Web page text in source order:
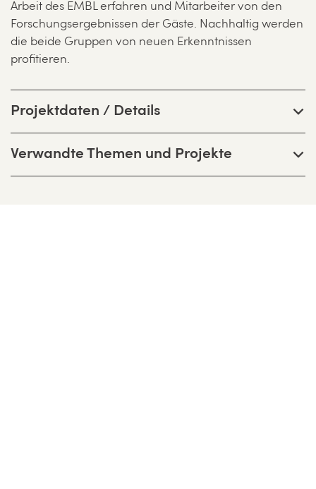
Arbeit des EMBL erfahren und Mitarbeiter von den
Forschungsergebnissen der Gäste. Nachhaltig werden
die beide Gruppen von neuen Erkenntnissen
profitieren.
Projektdaten / Details
Verwandte Themen und Projekte